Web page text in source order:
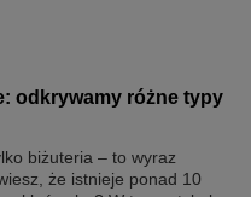
odkrywamy różne typy
biżuteria – to wyraz
że istnieje ponad 10